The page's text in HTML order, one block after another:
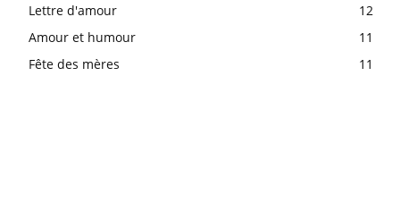
Lettre d'amour
12
Amour et humour
11
Fête des mères
11